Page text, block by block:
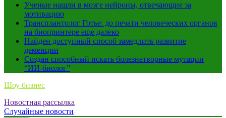
Ученые нашли в мозге нейроны, отвечающие за
мотивацию
Трансплантолог Готье: до печати человеческих органов
на биопринтере еще далеко
Найден доступный способ замедлить развитие
деменции
Создан способный искать болезнетворные мутации
“ИИ-биолог”
Шоу бизнес
Новостная рассылка
Случайные новости